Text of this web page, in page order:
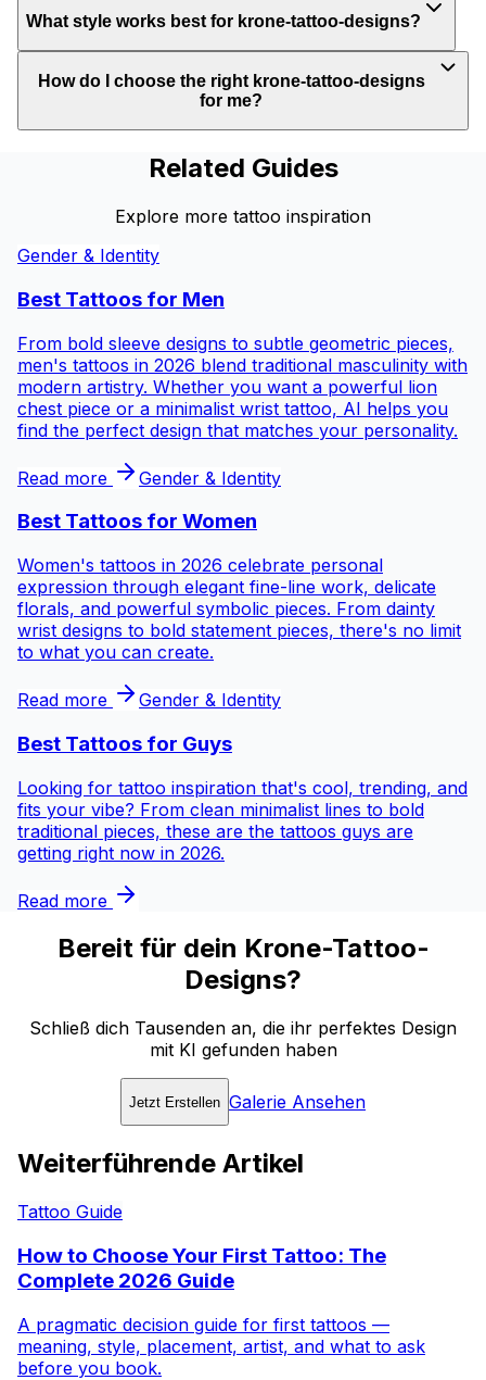
What style works best for krone-tattoo-designs?
How do I choose the right krone-tattoo-designs
for me?
Related Guides
Explore more tattoo inspiration
Gender & Identity
Best Tattoos for Men
From bold sleeve designs to subtle geometric pieces,
men's tattoos in 2026 blend traditional masculinity with
modern artistry. Whether you want a powerful lion
chest piece or a minimalist wrist tattoo, AI helps you
find the perfect design that matches your personality.
Read more Gender & Identity
Best Tattoos for Women
Women's tattoos in 2026 celebrate personal
expression through elegant fine-line work, delicate
florals, and powerful symbolic pieces. From dainty
wrist designs to bold statement pieces, there's no limit
to what you can create.
Read more Gender & Identity
Best Tattoos for Guys
Looking for tattoo inspiration that's cool, trending, and
fits your vibe? From clean minimalist lines to bold
traditional pieces, these are the tattoos guys are
getting right now in 2026.
Read more
Bereit für dein Krone-Tattoo-
Designs?
Schließ dich Tausenden an, die ihr perfektes Design
mit KI gefunden haben
Jetzt Erstellen Galerie Ansehen
Weiterführende Artikel
Tattoo Guide
How to Choose Your First Tattoo: The
Complete 2026 Guide
A pragmatic decision guide for first tattoos —
meaning, style, placement, artist, and what to ask
before you book.